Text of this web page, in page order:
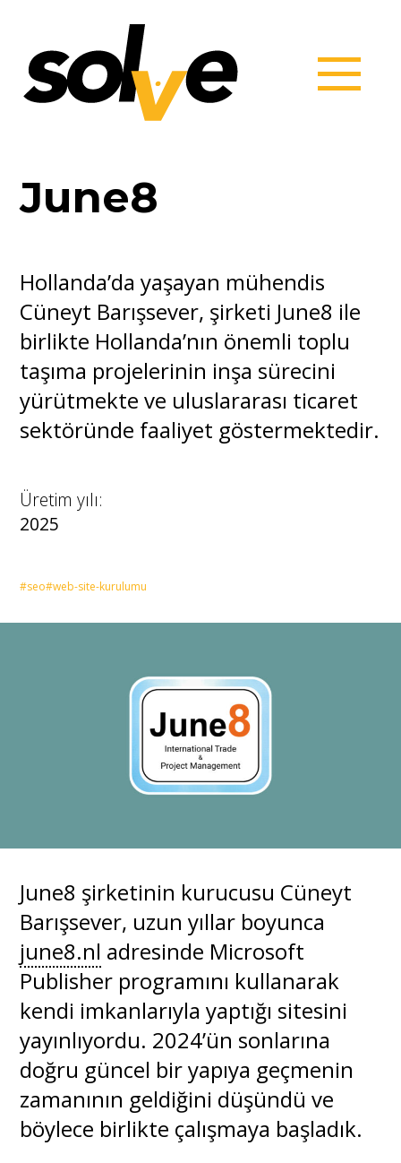
June8
Hollanda’da yaşayan mühendis
Cüneyt Barışsever, şirketi June8 ile
birlikte Hollanda’nın önemli toplu
taşıma projelerinin inşa sürecini
yürütmekte ve uluslararası ticaret
sektöründe faaliyet göstermektedir.
Üretim yılı:
2025
#seo#web-site-kurulumu
June8 şirketinin kurucusu Cüneyt
Barışsever, uzun yıllar boyunca
june8.nl adresinde Microsoft
Publisher programını kullanarak
kendi imkanlarıyla yaptığı sitesini
yayınlıyordu. 2024’ün sonlarına
doğru güncel bir yapıya geçmenin
zamanının geldiğini düşündü ve
böylece birlikte çalışmaya başladık.